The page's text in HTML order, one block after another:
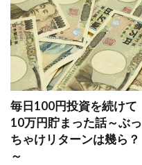
毎日100円投資を続けて
10万円貯まった話～ぶっ
ちゃけリターンは幾ら？
～